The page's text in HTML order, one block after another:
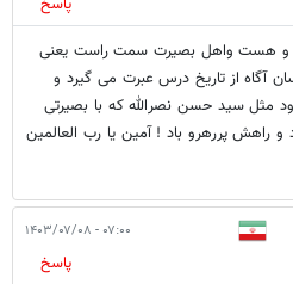
پاسخ
و هست واهل بصیرت سمت راست یعنی
آگاه از تاریخ درس عبرت می گیرد و
سید حسن نصرالله که با بصیرتی
پررهرو باد ! آمین یا رب العالمین
۰۷:۰۰ - ۱۴۰۳/۰۷/۰۸
پاسخ